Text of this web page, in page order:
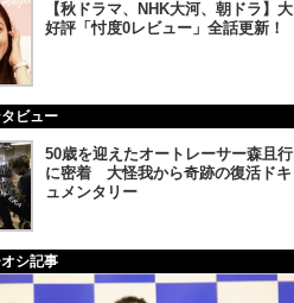
【秋ドラマ、NHK大河、朝ドラ】大
好評「忖度0レビュー」全話更新！
ビュー
50歳を迎えたオートレーサー森且行
に密着 大怪我から奇跡の復活ドキ
ュメンタリー
シ記事